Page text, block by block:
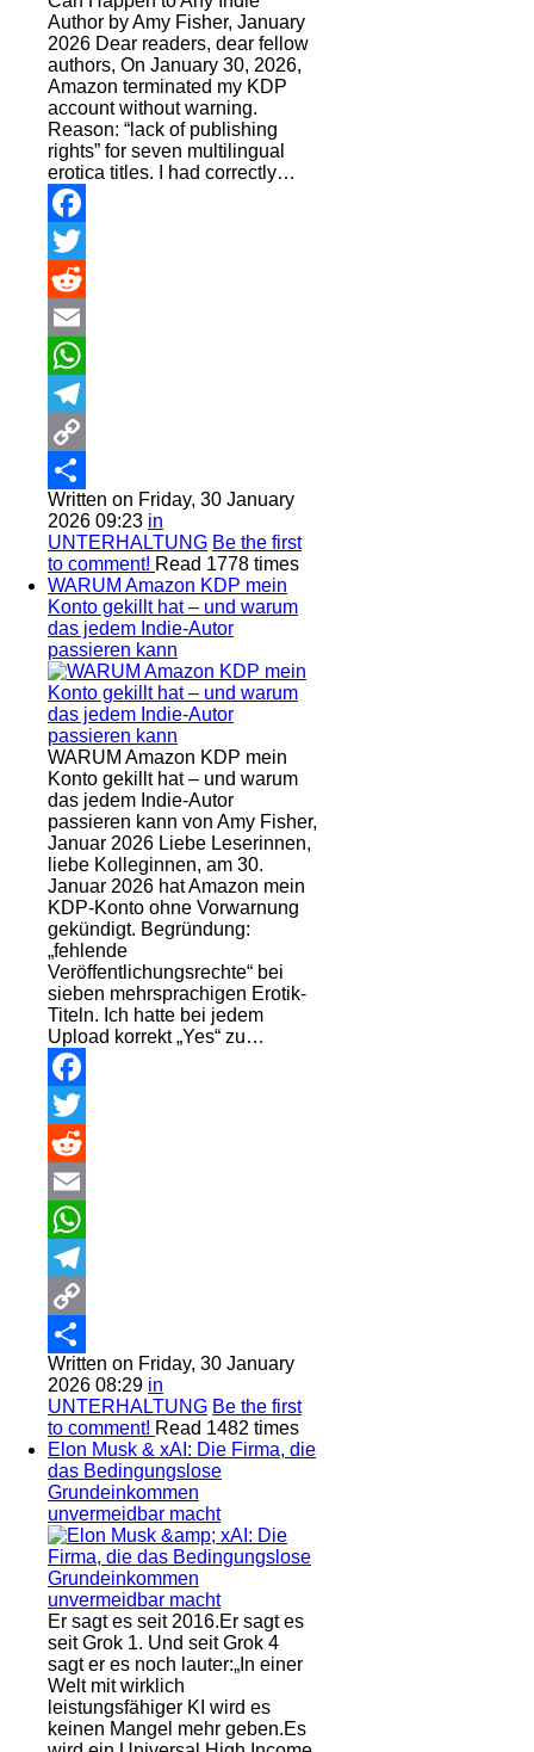
Author by Amy Fisher, January
2026 Dear readers, dear fellow
authors, On January 30, 2026,
Amazon terminated my KDP
account without warning.
Reason: “lack of publishing
rights” for seven multilingual
erotica titles. I had correctly…
Facebook
Twitter
Reddit
Email
WhatsApp
Telegram
Copy
Link
Share
Written on Friday, 30 January
2026 09:23 in
UNTERHALTUNG Be the first
to comment! Read 1778 times
WARUM Amazon KDP mein
Konto gekillt hat – und warum
das jedem Indie-Autor
passieren kann
WARUM Amazon KDP mein
Konto gekillt hat – und warum
das jedem Indie-Autor
passieren kann von Amy Fisher,
Januar 2026 Liebe Leserinnen,
liebe Kolleginnen, am 30.
Januar 2026 hat Amazon mein
KDP-Konto ohne Vorwarnung
gekündigt. Begründung:
„fehlende
Veröffentlichungsrechte“ bei
sieben mehrsprachigen Erotik-
Titeln. Ich hatte bei jedem
Upload korrekt „Yes“ zu…
Facebook
Twitter
Reddit
Email
WhatsApp
Telegram
Copy
Link
Share
Written on Friday, 30 January
2026 08:29 in
UNTERHALTUNG Be the first
to comment! Read 1482 times
Elon Musk & xAI: Die Firma, die
das Bedingungslose
Grundeinkommen
unvermeidbar macht
Er sagt es seit 2016.Er sagt es
seit Grok 1. Und seit Grok 4
sagt er es noch lauter:„In einer
Welt mit wirklich
leistungsfähiger KI wird es
keinen Mangel mehr geben.Es